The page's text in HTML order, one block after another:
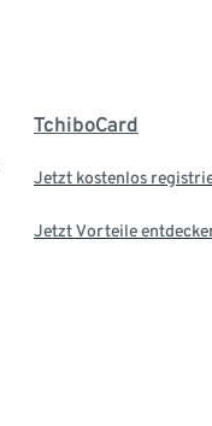
TchiboCard
Jetzt kostenlos
Jetzt Vorteile